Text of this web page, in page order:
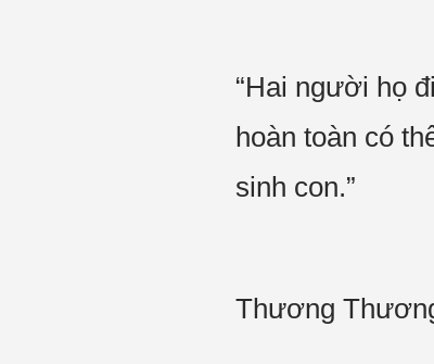
“Hai người họ
hoàn toàn có
sinh con.”
Thương